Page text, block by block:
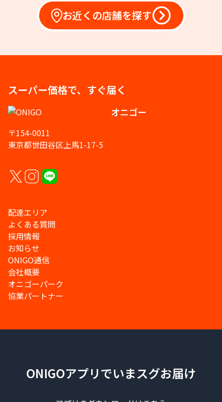
お近くの店舗を探す
スーパー価格で、すぐ届く
オニゴー
〒154-0011
東京都世田谷区上馬1-17-5
配達エリア
よくある質問
採用情報
お知らせ
ONIGO通信
会社概要
オニゴーパーク
協業パートナー
ONIGOアプリでいまスグお届け